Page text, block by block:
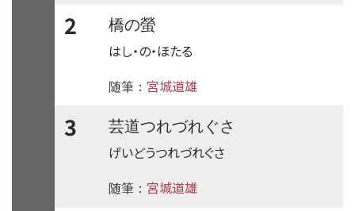
2
橋の螢
はし・の・ほたる
随筆： 宮城道雄
3
芸道つれづれぐさ
げいどうつれづれぐさ
随筆： 宮城道雄